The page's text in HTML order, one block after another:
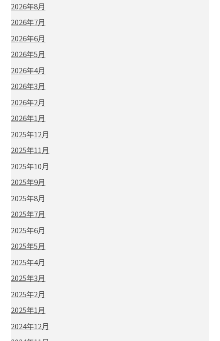
2026年8月
2026年7月
2026年6月
2026年5月
2026年4月
2026年3月
2026年2月
2026年1月
2025年12月
2025年11月
2025年10月
2025年9月
2025年8月
2025年7月
2025年6月
2025年5月
2025年4月
2025年3月
2025年2月
2025年1月
2024年12月